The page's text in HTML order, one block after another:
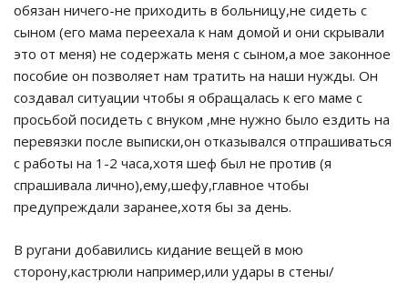
обязан ничего-не приходить в больницу,не сидеть с
сыном (его мама переехала к нам домой и они скрывали
это от меня) не содержать меня с сыном,а мое законное
пособие он позволяет нам тратить на наши нужды. Он
создавал ситуации чтобы я обращалась к его маме с
просьбой посидеть с внуком ,мне нужно было ездить на
перевязки после выписки,он отказывался отпрашиваться
с работы на 1-2 часа,хотя шеф был не против (я
спрашивала лично),ему,шефу,главное чтобы
предупреждали заранее,хотя бы за день.
В ругани добавились кидание вещей в мою
сторону,кастрюли например,или удары в стены/